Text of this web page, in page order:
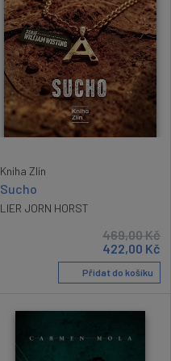
Kniha Zlín
Sucho
LIER JORN HORST
469,00Kč
422,00 Kč
Přidat do košíku